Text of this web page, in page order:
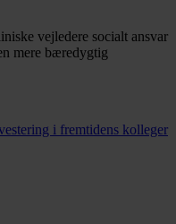
vejledere socialt ansvar
mere bæredygtig
i fremtidens kolleger